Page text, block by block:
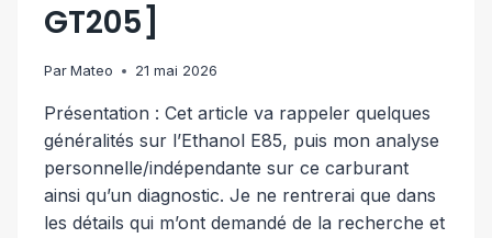
GT205]
Par Mateo 21 mai 2026
Présentation : Cet article va rappeler quelques
généralités sur l’Ethanol E85, puis mon analyse
personnelle/indépendante sur ce carburant
ainsi qu’un diagnostic. Je ne rentrerai que dans
les détails qui m’ont demandé de la recherche et